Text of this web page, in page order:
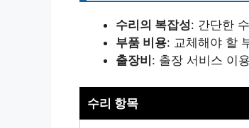
수리의 복잡성: 간단한
부품 비용: 교체해야 할
출장비: 출장 서비스 이
수리 항목